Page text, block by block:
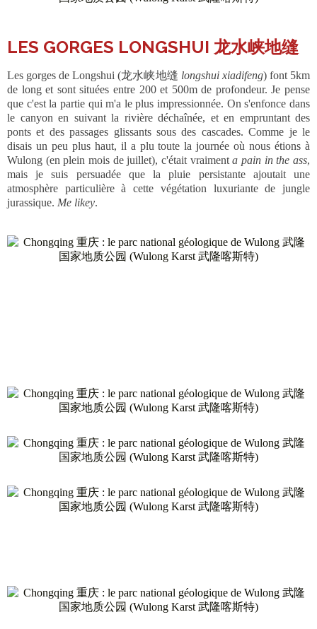
LES GORGES LONGSHUI 龙水峡地缝
Les gorges de Longshui (龙水峡地缝 longshui xiadifeng) font 5km
de long et sont situées entre 200 et 500m de profondeur. Je pense
que c'est la partie qui m'a le plus impressionnée. On s'enfonce dans
le canyon en suivant la rivière déchaînée, et en empruntant des
ponts et des passages glissants sous des cascades. Comme je le
disais un peu plus haut, il a plu toute la journée où nous étions à
Wulong (en plein mois de juillet), c'était vraimenta pain in the ass,
mais je suis persuadée que la pluie persistante ajoutait une
atmosphère particulière à cette végétation luxuriante de jungle
jurassique. Me likey.